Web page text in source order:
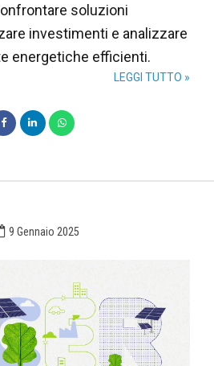
soluzioni
investimenti e analizzare
energetiche efficienti.
LEGGI TUTTO »
9 Gennaio 2025